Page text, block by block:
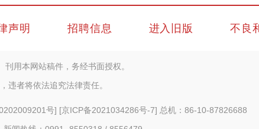
声明 招聘信息 进入旧版 不良
用本网站稿件，务经书面授权。
违者将依法追究法律责任。
号] [京ICP备2021034286号-7] 总机：86-10-87826688